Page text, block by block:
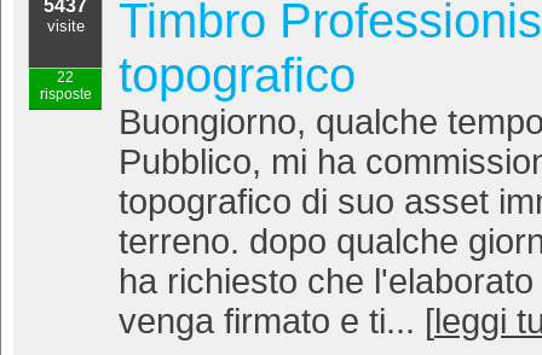
5437
visite
22
risposte
Timbro
topografico
Buongiorno, qualche
Pubblico, mi ha
topografico di suo asset
terreno. dopo qualche
ha richiesto che
venga firmato e ti... [ leggi